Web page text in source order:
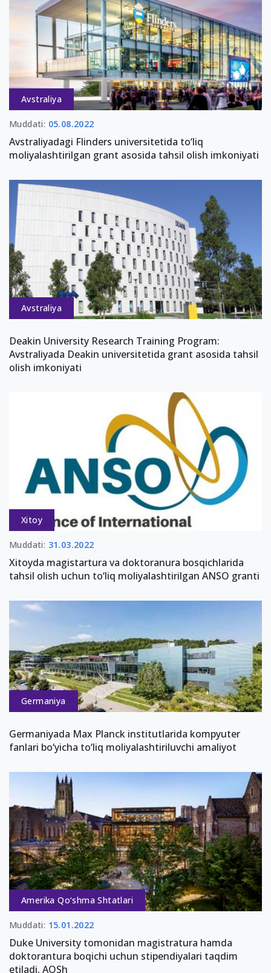
Avstraliya
Muddati: 05.08.2022
Avstraliyadagi Flinders universitetida to‘liq
moliyalashtirilgan grant asosida tahsil olish imkoniyati
Avstraliya
Deakin University Research Training Program:
Avstraliyada Deakin universitetida grant asosida tahsil
olish imkoniyati
Xitoy
Muddati: 31.03.2022
Xitoyda magistartura va doktoranura bosqichlarida
tahsil olish uchun to‘liq moliyalashtirilgan ANSO granti
Germaniya
Germaniyada Max Planck institutlarida kompyuter
fanlari bo‘yicha to‘liq moliyalashtiriluvchi amaliyot
Amerika Qo‘shma Shtatlari
Muddati: 15.01.2022
Duke University tomonidan magistratura hamda
doktorantura boqichi uchun stipendiyalari taqdim
etiladi, AQSh